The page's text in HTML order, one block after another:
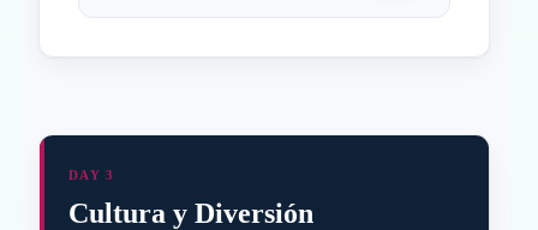
DAY 3
Cultura y Diversión